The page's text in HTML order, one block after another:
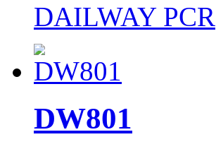
DAILWAY PCR
DW801